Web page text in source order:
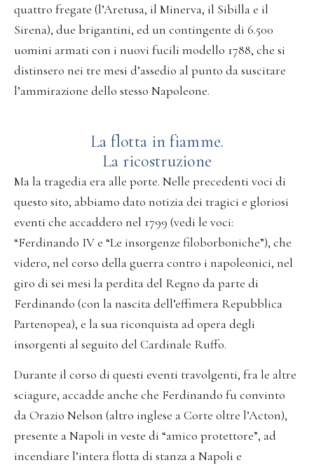
quattro fregate (l’Aretusa, il Minerva, il Sibilla e il
Sirena), due brigantini, ed un contingente di 6.500
uomini armati con i nuovi fucili modello 1788, che si
distinsero nei tre mesi d’assedio al punto da suscitare
l’ammirazione dello stesso Napoleone.
La flotta in fiamme.
La ricostruzione
Ma la tragedia era alle porte. Nelle precedenti voci di
questo sito, abbiamo dato notizia dei tragici e gloriosi
eventi che accaddero nel 1799 (vedi le voci:
“Ferdinando IV e “Le insorgenze filoborboniche”), che
videro, nel corso della guerra contro i napoleonici, nel
giro di sei mesi la perdita del Regno da parte di
Ferdinando (con la nascita dell’effimera Repubblica
Partenopea), e la sua riconquista ad opera degli
insorgenti al seguito del Cardinale Ruffo.
Durante il corso di questi eventi travolgenti, fra le altre
sciagure, accadde anche che Ferdinando fu convinto
da Orazio Nelson (altro inglese a Corte oltre l’Acton),
presente a Napoli in veste di “amico protettore”, ad
incendiare l’intera flotta di stanza a Napoli e